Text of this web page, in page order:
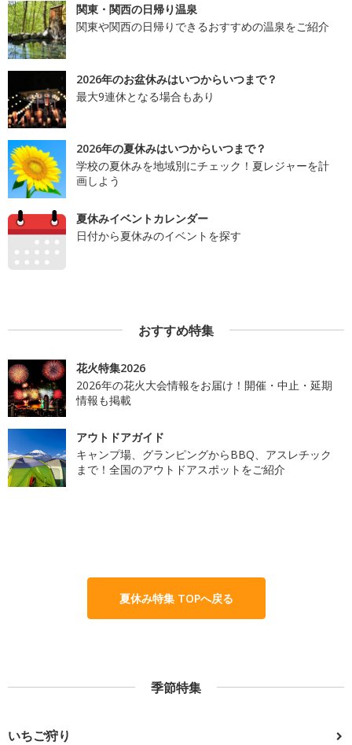
関東・関西の日帰り温泉
関東や関西の日帰りできるおすすめの温泉をご紹介
2026年のお盆休みはいつからいつまで？
最大9連休となる場合もあり
2026年の夏休みはいつからいつまで？
学校の夏休みを地域別にチェック！夏レジャーを計
画しよう
夏休みイベントカレンダー
日付から夏休みのイベントを探す
おすすめ特集
花火特集2026
2026年の花火大会情報をお届け！開催・中止・延期
情報も掲載
アウトドアガイド
キャンプ場、グランピングからBBQ、アスレチック
まで！全国のアウトドアスポットをご紹介
夏休み特集 TOPへ戻る
季節特集
いちご狩り